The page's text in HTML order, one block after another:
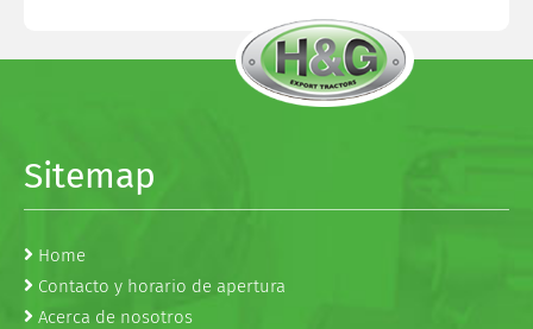
Sitemap
Home
Contacto y horario de apertura
Acerca de nosotros